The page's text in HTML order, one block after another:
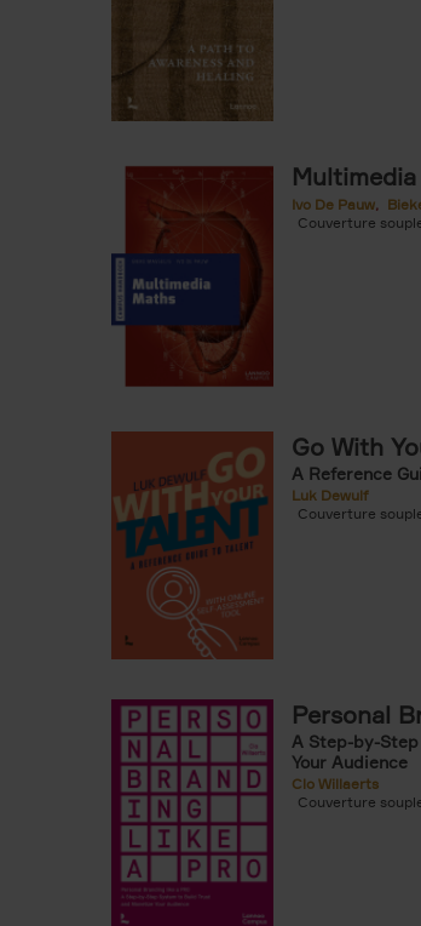
Ivo De Pauw
Couverture
Go With
A Reference
Luk Dewulf
Couverture
Personal
A Step-by-
Your Audience
Clo Willaerts
Couverture